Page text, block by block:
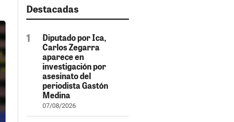
Destacadas
Diputado por Ica,
Carlos Zegarra
aparece en
investigación por
asesinato del
periodista Gastón
Medina
07/08/2026